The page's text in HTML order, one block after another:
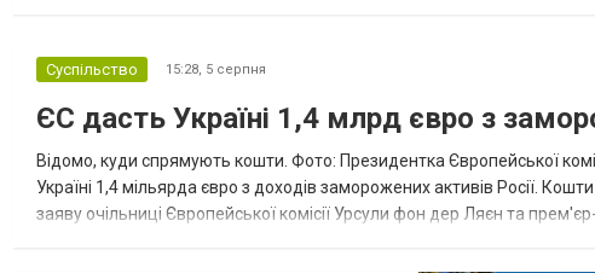
Суспільство 15:28, 5 серпня
ЄС дасть Україні 1,4 млрд євро з
Відомо, куди спрямують кошти. Фото: Президентка Європейської
Україні 1,4 мільярда євро з доходів заморожених активів Росії.
заяву очільниці Європейської комісії Урсули фон дер Ляєн та